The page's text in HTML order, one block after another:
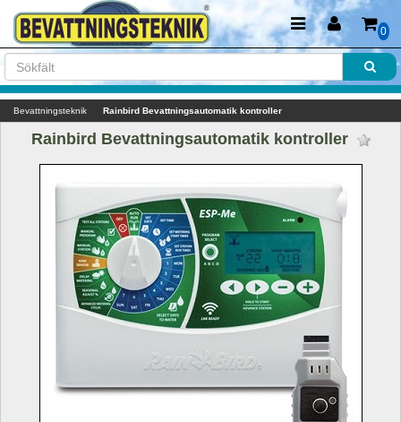
0
Bevattningsteknik Rainbird Bevattningsautomatik kontroller
Rainbird Bevattningsautomatik kontroller